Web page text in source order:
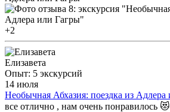
+2
Елизавета
Опыт: 5 экскурсий
14 июля
Необычная Абхазия: поездка из Адлера
все отлично , нам очень понравилось 😻